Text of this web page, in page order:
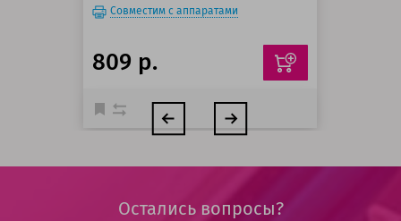
Совместим с аппаратами
809 р.
Остались вопросы?